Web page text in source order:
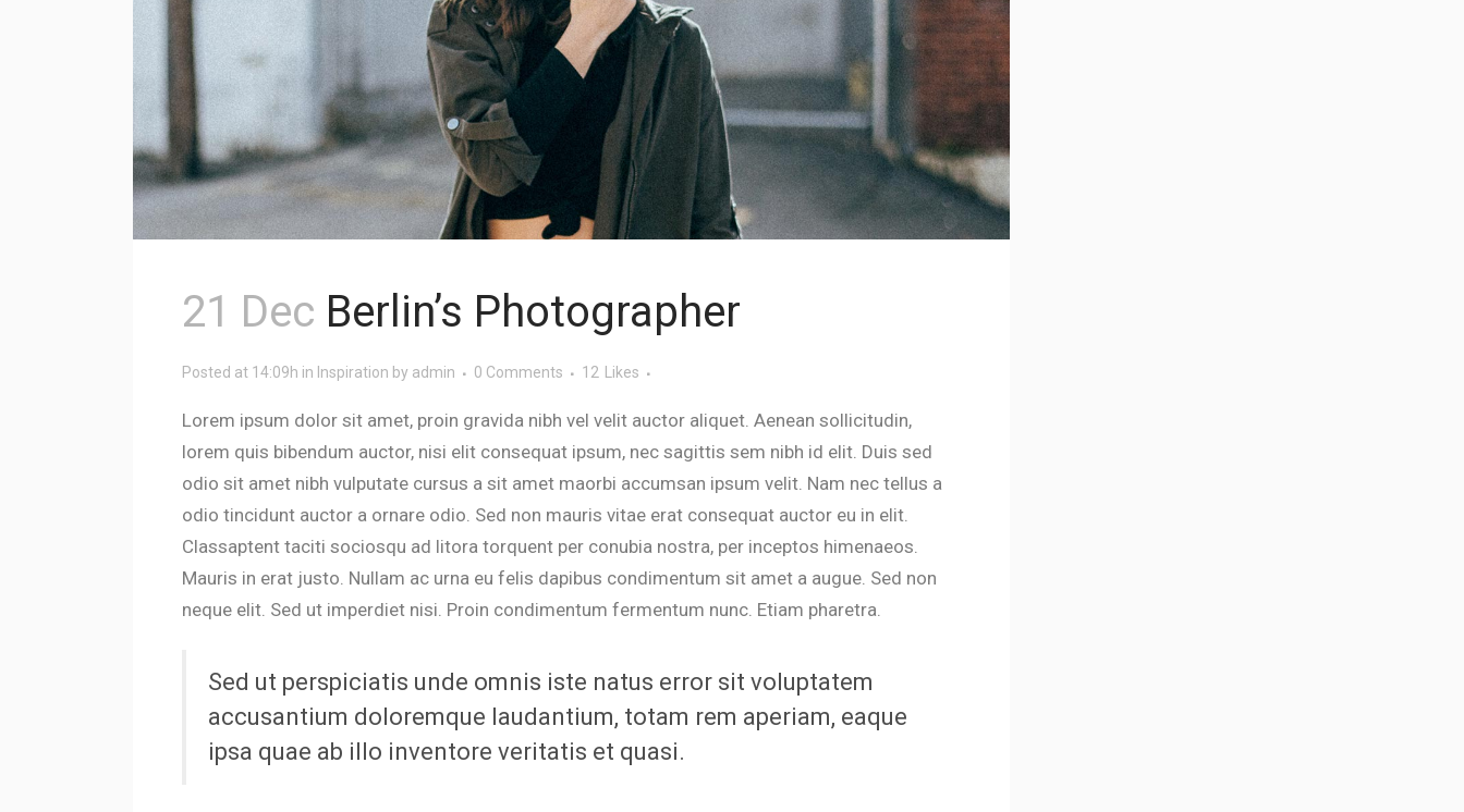
21 Dec Berlin’s Photographer
Posted at 14:09h in Inspiration by admin 0 Comments 12 Likes
Lorem ipsum dolor sit amet, proin gravida nibh vel velit auctor aliquet. Aenean sollicitudin,
lorem quis bibendum auctor, nisi elit consequat ipsum, nec sagittis sem nibh id elit. Duis sed
odio sit amet nibh vulputate cursus a sit amet maorbi accumsan ipsum velit. Nam nec tellus a
odio tincidunt auctor a ornare odio. Sed non mauris vitae erat consequat auctor eu in elit.
Classaptent taciti sociosqu ad litora torquent per conubia nostra, per inceptos himenaeos.
Mauris in erat justo. Nullam ac urna eu felis dapibus condimentum sit amet a augue. Sed non
neque elit. Sed ut imperdiet nisi. Proin condimentum fermentum nunc. Etiam pharetra.
Sed ut perspiciatis unde omnis iste natus error sit voluptatem
accusantium doloremque laudantium, totam rem aperiam, eaque
ipsa quae ab illo inventore veritatis et quasi.